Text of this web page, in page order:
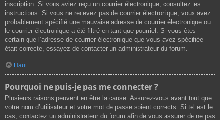
inscription. Si vous aviez reçu un courrier électronique, consultez les
instructions. Si vous ne recevez pas de courrier électronique, vous avez
probablement spécifié une mauvaise adresse de courrier électronique ou
le courrier électronique a été filtré en tant que pourriel. Si vous êtes
certain que l’adresse de courrier électronique que vous avez spécifiée
était correcte, essayez de contacter un administrateur du forum.
Haut
Pourquoi ne puis-je pas me connecter ?
Plusieurs raisons peuvent en être la cause. Assurez-vous avant tout que
votre nom d’utilisateur et votre mot de passe soient corrects. Si tel est le
cas, contactez un administrateur du forum afin de vous assurer de ne pas